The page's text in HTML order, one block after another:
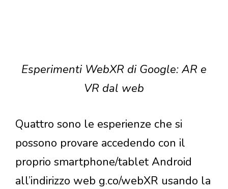
Esperimenti WebXR di Google: AR e
VR dal web
Quattro sono le esperienze che si
possono provare accedendo con il
proprio smartphone/tablet Android
all’indirizzo web g.co/webXR usando la